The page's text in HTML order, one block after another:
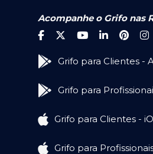
Acompanhe o Grifo nas
Grifo para Clientes -
Grifo para
Grifo para Clientes -
Grifo para